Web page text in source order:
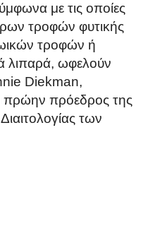
με τις οποίες
τροφών φυτικής
τροφών ή
λιπαρά, ωφελούν
Diekman,
πρώην πρόεδρος της
των